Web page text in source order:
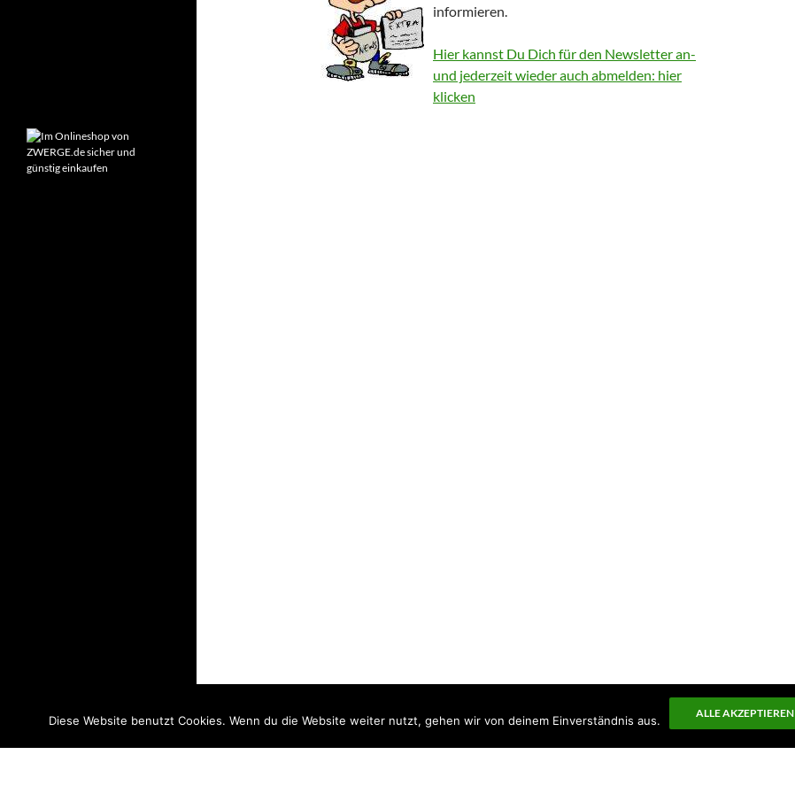
informieren.
Hier kannst Du Dich für den Newsletter an-
und jederzeit wieder auch abmelden: hier
klicken
Diese Website benutzt Cookies. Wenn du die Website weiter nutzt, gehen wir von deinem Einverständnis aus.
ALLE AKZEPTIEREN